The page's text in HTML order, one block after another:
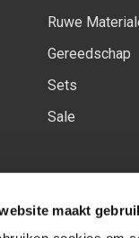
maakt
Ruwe
Gereedschap
Sets
Sale